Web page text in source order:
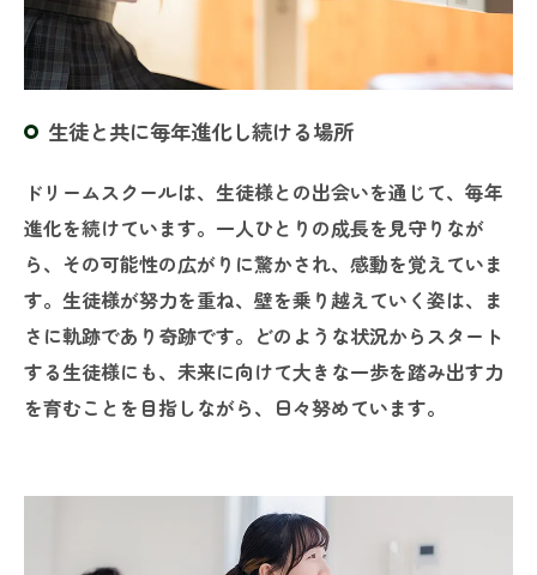
生徒と共に毎年進化し続ける場所
ドリームスクールは、生徒様との出会いを通じて、毎年
進化を続けています。一人ひとりの成長を見守りなが
ら、その可能性の広がりに驚かされ、感動を覚えていま
す。生徒様が努力を重ね、壁を乗り越えていく姿は、ま
さに軌跡であり奇跡です。どのような状況からスタート
する生徒様にも、未来に向けて大きな一歩を踏み出す力
を育むことを目指しながら、日々努めています。